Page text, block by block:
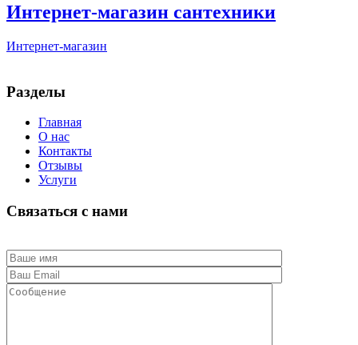
Интернет-магазин сантехники
Интернет-магазин
Разделы
Главная
О нас
Контакты
Отзывы
Услуги
Связаться с нами